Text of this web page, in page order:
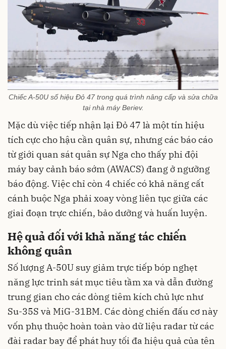
Chiếc A-50U số hiệu Đỏ 47 trong quá trình nâng cấp và sửa chữa
tại nhà máy Beriev.
Mặc dù việc tiếp nhận lại Đỏ 47 là một tín hiệu
tích cực cho hậu cần quân sự, nhưng các báo cáo
từ giới quan sát quân sự Nga cho thấy phi đội
máy bay cảnh báo sớm (AWACS) đang ở ngưỡng
báo động. Việc chỉ còn 4 chiếc có khả năng cất
cánh buộc Nga phải xoay vòng liên tục giữa các
giai đoạn trực chiến, bảo dưỡng và huấn luyện.
Hệ quả đối với khả năng tác chiến
không quân
Số lượng A-50U suy giảm trực tiếp bóp nghẹt
năng lực trinh sát mục tiêu tầm xa và dẫn đường
trung gian cho các dòng tiêm kích chủ lực như
Su-35S và MiG-31BM. Các dòng chiến đấu cơ này
vốn phụ thuộc hoàn toàn vào dữ liệu radar từ các
đài radar bay để phát huy tối đa hiệu quả của tên